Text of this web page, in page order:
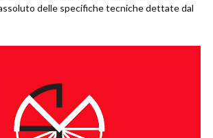
delle specifiche tecniche dettate dal